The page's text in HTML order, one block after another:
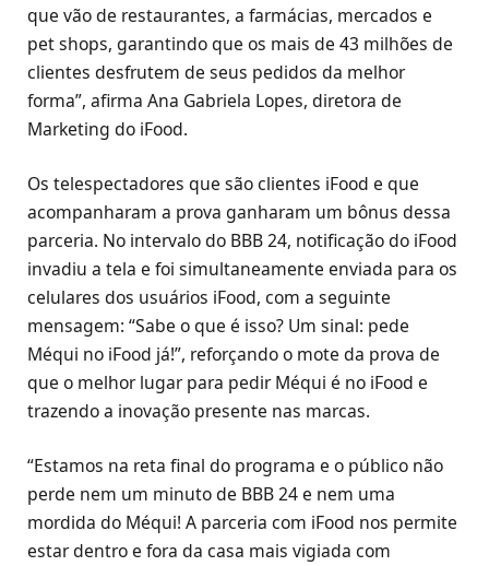
que vão de restaurantes, a farmácias, mercados e
pet shops, garantindo que os mais de 43 milhões de
clientes desfrutem de seus pedidos da melhor
forma”, afirma Ana Gabriela Lopes, diretora de
Marketing do iFood.
Os telespectadores que são clientes iFood e que
acompanharam a prova ganharam um bônus dessa
parceria. No intervalo do BBB 24, notificação do iFood
invadiu a tela e foi simultaneamente enviada para os
celulares dos usuários iFood, com a seguinte
mensagem: “Sabe o que é isso? Um sinal: pede
Méqui no iFood já!”, reforçando o mote da prova de
que o melhor lugar para pedir Méqui é no iFood e
trazendo a inovação presente nas marcas.
“Estamos na reta final do programa e o público não
perde nem um minuto de BBB 24 e nem uma
mordida do Méqui! A parceria com iFood nos permite
estar dentro e fora da casa mais vigiada com